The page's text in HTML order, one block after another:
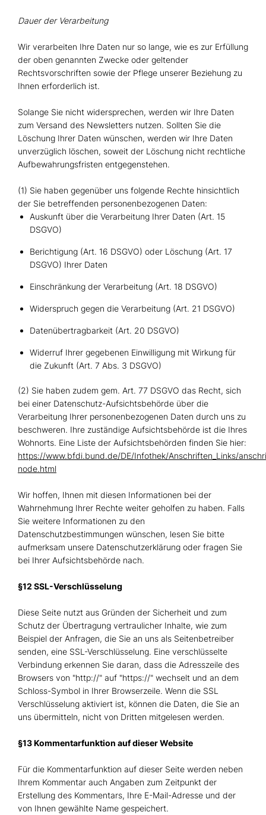
Dauer der Verarbeitung
Wir verarbeiten Ihre Daten nur so lange, wie es zur Erfüllung
der oben genannten Zwecke oder geltender
Rechtsvorschriften sowie der Pflege unserer Beziehung zu
Ihnen erforderlich ist.
Solange Sie nicht widersprechen, werden wir Ihre Daten
zum Versand des Newsletters nutzen. Sollten Sie die
Löschung Ihrer Daten wünschen, werden wir Ihre Daten
unverzüglich löschen, soweit der Löschung nicht rechtliche
Aufbewahrungsfristen entgegenstehen.
(1) Sie haben gegenüber uns folgende Rechte hinsichtlich
der Sie betreffenden personenbezogenen Daten:
Auskunft über die Verarbeitung Ihrer Daten (Art. 15
DSGVO)
Berichtigung (Art. 16 DSGVO) oder Löschung (Art. 17
DSGVO) Ihrer Daten
Einschränkung der Verarbeitung (Art. 18 DSGVO)
Widerspruch gegen die Verarbeitung (Art. 21 DSGVO)
Datenübertragbarkeit (Art. 20 DSGVO)
Widerruf Ihrer gegebenen Einwilligung mit Wirkung für
die Zukunft (Art. 7 Abs. 3 DSGVO)
(2) Sie haben zudem gem. Art. 77 DSGVO das Recht, sich
bei einer Datenschutz-Aufsichtsbehörde über die
Verarbeitung Ihrer personenbezogenen Daten durch uns zu
beschweren. Ihre zuständige Aufsichtsbehörde ist die Ihres
Wohnorts. Eine Liste der Aufsichtsbehörden finden Sie hier:
https://www.bfdi.bund.de/DE/Infothek/Anschriften_Links/
node.html
Wir hoffen, Ihnen mit diesen Informationen bei der
Wahrnehmung Ihrer Rechte weiter geholfen zu haben. Falls
Sie weitere Informationen zu den
Datenschutzbestimmungen wünschen, lesen Sie bitte
aufmerksam unsere Datenschutzerklärung oder fragen Sie
bei Ihrer Aufsichtsbehörde nach.
§12 SSL-Verschlüsselung
Diese Seite nutzt aus Gründen der Sicherheit und zum
Schutz der Übertragung vertraulicher Inhalte, wie zum
Beispiel der Anfragen, die Sie an uns als Seitenbetreiber
senden, eine SSL-Verschlüsselung. Eine verschlüsselte
Verbindung erkennen Sie daran, dass die Adresszeile des
Browsers von "http://" auf "https://" wechselt und an dem
Schloss-Symbol in Ihrer Browserzeile. Wenn die SSL
Verschlüsselung aktiviert ist, können die Daten, die Sie an
uns übermitteln, nicht von Dritten mitgelesen werden.
§13 Kommentarfunktion auf dieser Website
Für die Kommentarfunktion auf dieser Seite werden neben
Ihrem Kommentar auch Angaben zum Zeitpunkt der
Erstellung des Kommentars, Ihre E-Mail-Adresse und der
von Ihnen gewählte Name gespeichert.